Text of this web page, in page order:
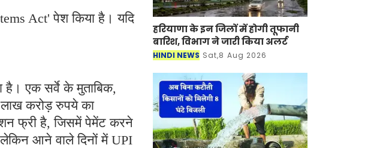
Act' पेश किया है। यदि
है। एक सर्वे के मुताबिक,
करोड़ रुपये का
फ्री है, जिसमें पेमेंट करने
लेकिन आने वाले दिनों में UPI
हरियाणा के इन जिलों में होगी तूफानी
बारिश, विभाग ने जारी किया अलर्ट
HINDI NEWS Sat,8 Aug 2026